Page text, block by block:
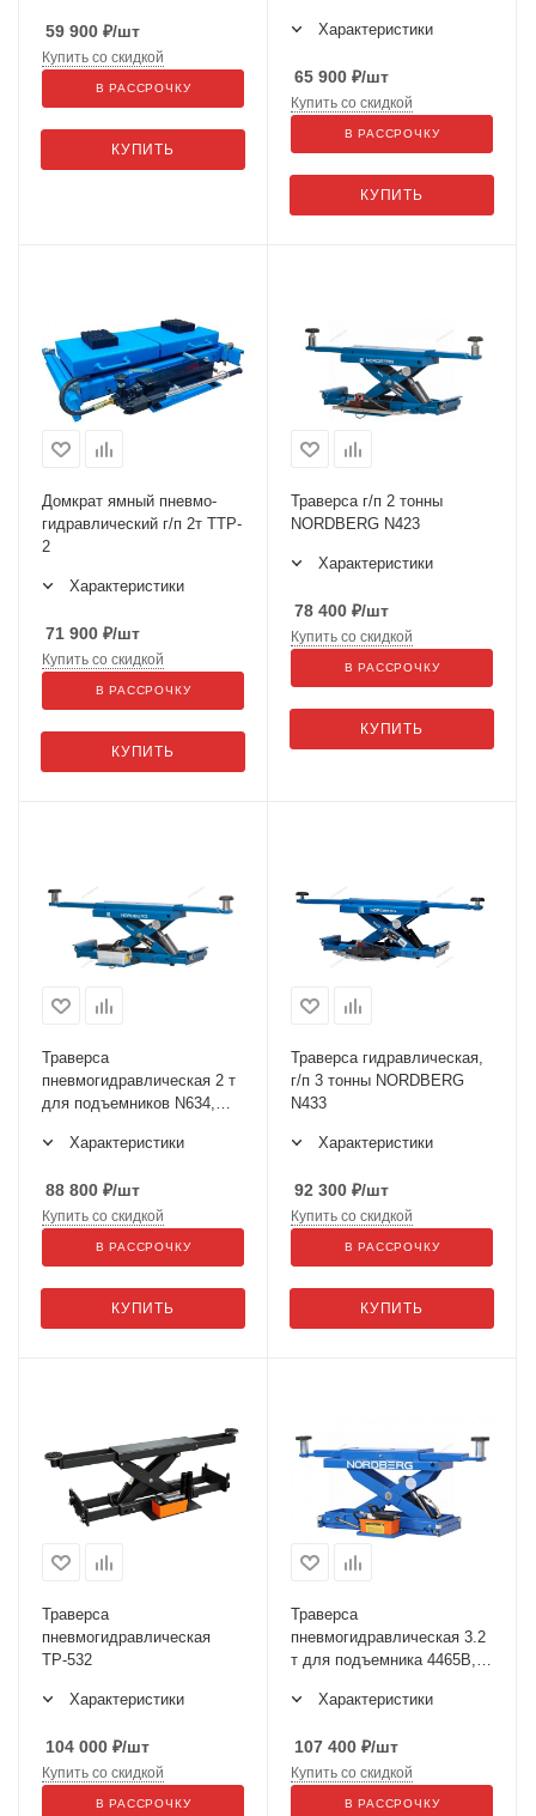
59 900 ₽/шт
КУПИТЬ
Купить со скидкой
В РАССРОЧКУ
Характеристики
65 900 ₽/шт
КУПИТЬ
Купить со скидкой
В РАССРОЧКУ
Домкрат ямный пневмо-
гидравлический г/п 2т TTP-
2
Характеристики
71 900 ₽/шт
КУПИТЬ
Купить со скидкой
В РАССРОЧКУ
Траверса г/п 2 тонны
NORDBERG N423
Характеристики
78 400 ₽/шт
КУПИТЬ
Купить со скидкой
В РАССРОЧКУ
Траверса
пневмогидравлическая 2 т
для подъемников N634,
Характеристики
88 800 ₽/шт
КУПИТЬ
Купить со скидкой
В РАССРОЧКУ
Траверса гидравлическая,
г/п 3 тонны NORDBERG
N433
Характеристики
92 300 ₽/шт
КУПИТЬ
Купить со скидкой
В РАССРОЧКУ
Траверса
пневмогидравлическая
ТР-532
Характеристики
104 000 ₽/шт
Купить со скидкой
В РАССРОЧКУ
Траверса
пневмогидравлическая 3.2
т для подъемника 4465B,
Характеристики
107 400 ₽/шт
Купить со скидкой
В РАССРОЧКУ